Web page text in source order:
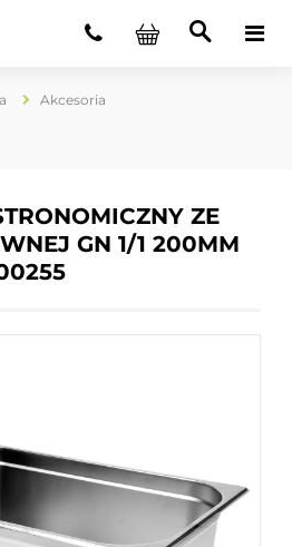
Akcesoria
ZE
GN 1/1 200MM